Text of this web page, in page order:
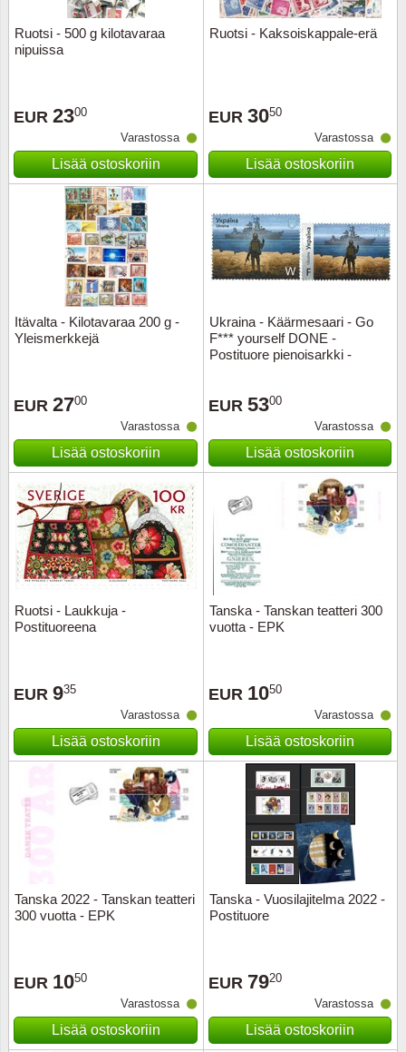
Ruotsi - 500 g kilotavaraa
nipuissa
EUR 2300
Varastossa
Lisää ostoskoriin
Ruotsi - Kaksoiskappale-erä
EUR 3050
Varastossa
Lisää ostoskoriin
Itävalta - Kilotavaraa 200 g -
Yleismerkkejä
EUR 2700
Varastossa
Lisää ostoskoriin
Ukraina - Käärmesaari - Go
F*** yourself DONE -
Postituore pienoisarkki -
EUR 5300
Varastossa
Lisää ostoskoriin
Ruotsi - Laukkuja -
Postituoreena
EUR 935
Varastossa
Lisää ostoskoriin
Tanska - Tanskan teatteri 300
vuotta - EPK
EUR 1050
Varastossa
Lisää ostoskoriin
Tanska 2022 - Tanskan teatteri
300 vuotta - EPK
EUR 1050
Varastossa
Lisää ostoskoriin
Tanska - Vuosilajitelma 2022 -
Postituore
EUR 7920
Varastossa
Lisää ostoskoriin
Partio
Musiiki
Etelä-
Itä-
Itävalta
Japani
Kreikka
Kypros
Länsi-
Malta